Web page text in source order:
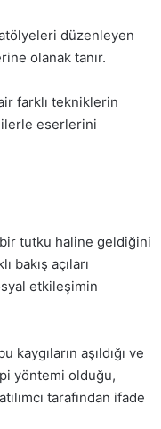
düzenleyen
olanak tanır.
farklı tekniklerin
eserlerini
bir tutku haline geldiğini
bakış açıları
etkileşimin
aşıldığı ve
yöntemi olduğu,
tarafından ifade